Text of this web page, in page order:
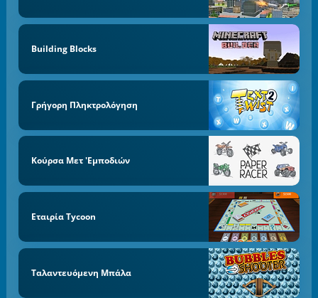
Building Blocks
Γρήγορη Πληκτρολόγηση
Κούρσα Μετ 'εμποδιών
Εταιρία Tycoon
Ταλαντευόμενη Μπάλα